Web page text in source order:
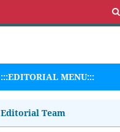
:::EDITORIAL MENU:::
Editorial Team